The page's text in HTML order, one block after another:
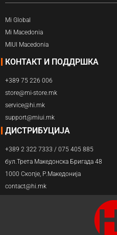
Mi Global
Mi Macedonia
MIUI Macedonia
КОНТАКТ И ПОДДРШКА
+389 75 226 006
store@mi-store.mk
service@hi.mk
support@miui.mk
ДИСТРИБУЦИЈА
+389 2 322 7333 / 075 405 885
бул.Трета Македонска Бригада 48
1000 Скопје, Р.Македонија
contact@hi.mk